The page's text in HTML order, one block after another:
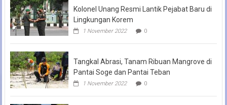
Kolonel Unang Resmi Lantik Pejabat Baru di
Lingkungan Korem
1 November 2022 0
Tangkal Abrasi, Tanam Ribuan Mangrove di
Pantai Soge dan Pantai Teban
1 November 2022 0